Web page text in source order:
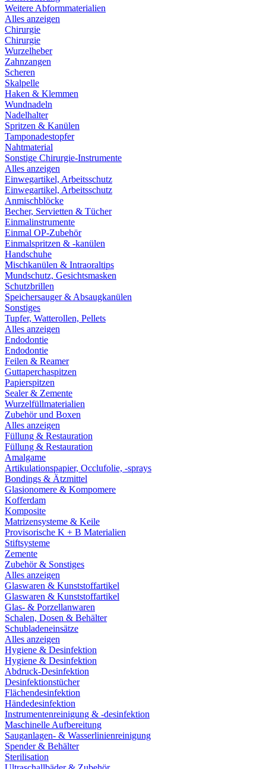
Weitere Abformmaterialien
Alles anzeigen
Chirurgie
Chirurgie
Wurzelheber
Zahnzangen
Scheren
Skalpelle
Haken & Klemmen
Wundnadeln
Nadelhalter
Spritzen & Kanülen
Tamponadestopfer
Nahtmaterial
Sonstige Chirurgie-Instrumente
Alles anzeigen
Einwegartikel, Arbeitsschutz
Einwegartikel, Arbeitsschutz
Anmischblöcke
Becher, Servietten & Tücher
Einmalinstrumente
Einmal OP-Zubehör
Einmalspritzen & -kanülen
Handschuhe
Mischkanülen & Intraoraltips
Mundschutz, Gesichtsmasken
Schutzbrillen
Speichersauger & Absaugkanülen
Sonstiges
Tupfer, Watterollen, Pellets
Alles anzeigen
Endodontie
Endodontie
Feilen & Reamer
Guttaperchaspitzen
Papierspitzen
Sealer & Zemente
Wurzelfüllmaterialien
Zubehör und Boxen
Alles anzeigen
Füllung & Restauration
Füllung & Restauration
Amalgame
Artikulationspapier, Occlufolie, -sprays
Bondings & Ätzmittel
Glasionomere & Kompomere
Kofferdam
Komposite
Matrizensysteme & Keile
Provisorische K + B Materialien
Stiftsysteme
Zemente
Zubehör & Sonstiges
Alles anzeigen
Glaswaren & Kunststoffartikel
Glaswaren & Kunststoffartikel
Glas- & Porzellanwaren
Schalen, Dosen & Behälter
Schubladeneinsätze
Alles anzeigen
Hygiene & Desinfektion
Hygiene & Desinfektion
Abdruck-Desinfektion
Desinfektionstücher
Flächendesinfektion
Händedesinfektion
Instrumentenreinigung & -desinfektion
Maschinelle Aufbereitung
Sauganlagen- & Wasserlinienreinigung
Spender & Behälter
Sterilisation